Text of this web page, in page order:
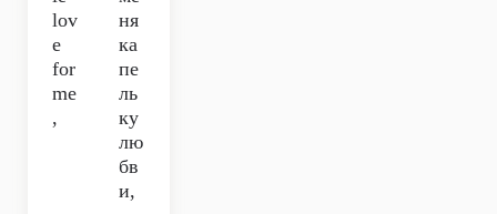
lov
e
for
me
,
ня
ка
пе
ль
ку
лю
бв
и,